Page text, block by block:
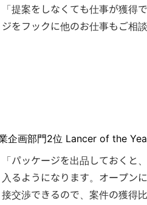
「提案をしなくても仕事が獲得
ジをフックに他のお仕事もご相
企画部門2位 Lancer of the
「パッケージを出品しておくと
入るようになります。オープン
接交渉できるので、案件の獲得